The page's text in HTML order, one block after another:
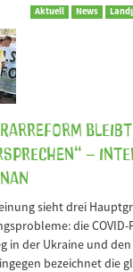
Aktuell News
–
sieht drei
die COVID-
in der Ukraine und
bezeichnet die